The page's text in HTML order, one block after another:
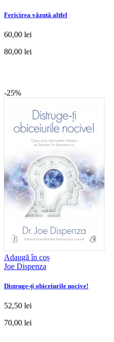
Fericirea văzută altfel
60,00 lei
80,00 lei
-25%
Adaugă în coș
Joe Dispenza
Distruge-ți obiceiurile nocive!
52,50 lei
70,00 lei